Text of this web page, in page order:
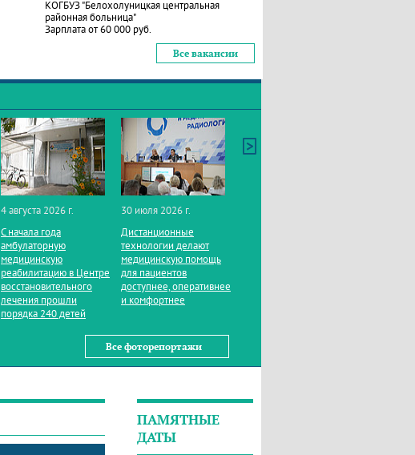
КОГБУЗ "Белохолуницкая центральная
районная больница"
Зарплата от 60 000 руб.
Все вакансии
4 августа 2026 г.
С начала года
амбулаторную
медицинскую
реабилитацию в Центре
восстановительного
лечения прошли
порядка 240 детей
30 июля 2026 г.
Дистанционные
технологии делают
медицинскую помощь
для пациентов
доступнее, оперативнее
и комфортнее
Все фоторепортажи
ПАМЯТНЫЕ
ДАТЫ